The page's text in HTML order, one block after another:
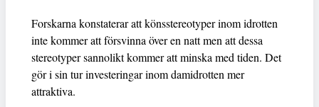
Forskarna konstaterar att könsstereotyper inom idrotten
inte kommer att försvinna över en natt men att dessa
stereotyper sannolikt kommer att minska med tiden. Det
gör i sin tur investeringar inom damidrotten mer
attraktiva.